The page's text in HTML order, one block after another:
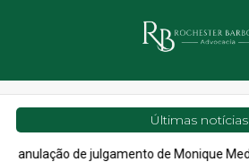
Últimas notícias
de julgamento de Monique Medeiros